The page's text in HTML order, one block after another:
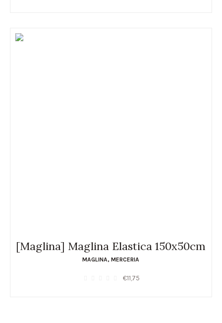
[Maglina] Maglina Elastica 150x50cm
MAGLINA,MERCERIA
€11,75